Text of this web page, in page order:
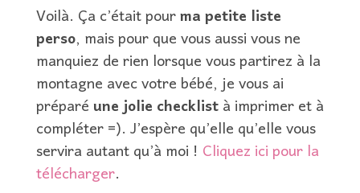
Voilà. Ça c’était pourma petite liste
perso, mais pour que vous aussi vous ne
manquiez de rien lorsque vous partirez à la
montagne avec votre bébé, je vous ai
préparéune jolie checklistà imprimer et à
compléter =). J’espère qu’elle qu’elle vous
servira autant qu’à moi ! Cliquez ici pour la
télécharger.